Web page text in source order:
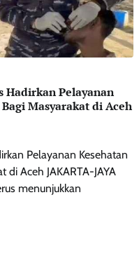
Hadirkan Pelayanan
Masyarakat di Aceh
Pelayanan Kesehatan
di Aceh JAKARTA-JAYA
menunjukkan